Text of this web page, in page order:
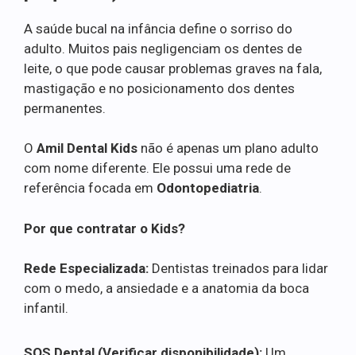
A saúde bucal na infância define o sorriso do
adulto. Muitos pais negligenciam os dentes de
leite, o que pode causar problemas graves na fala,
mastigação e no posicionamento dos dentes
permanentes.
O Amil Dental Kids não é apenas um plano adulto
com nome diferente. Ele possui uma rede de
referência focada em Odontopediatria.
Por que contratar o Kids?
Rede Especializada: Dentistas treinados para lidar
com o medo, a ansiedade e a anatomia da boca
infantil.